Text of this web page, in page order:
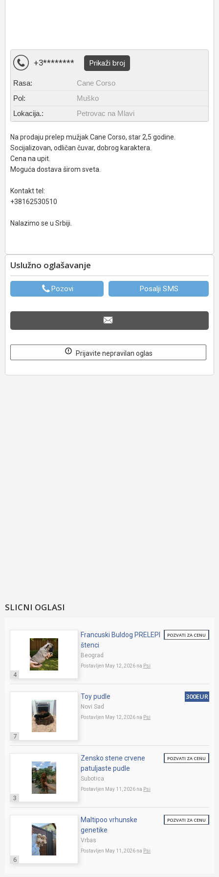
+3******** Prikaži broj
Rasa:
Cane Corso
Pol:
Muško
Lokacija.:
Petrovac na Mlavi
Na prodaju prelep mužjak Cane Corso, star 2,5 godine.
Socijalizovan, odličan čuvar, dobrog karaktera.
Cena na upit.
Moguća dostava širom sveta.
Kontakt tel:
+38162530510
Nalazimo se u Srbiji.
Uslužno oglašavanje
Pozovi Posalji SMS
Prijavite nepravilan oglas
SLICNI OGLASI
4
Francuski Buldog PRELEPI
štenci
Beograd
Postavljen May 12, 2026 na Psi
POZVATI ZA CENU
7
Toy pudle
Novi Sad
Postavljen May 12, 2026 na Psi
300EUR
3
Zensko stene crvene
patuljaste pudle
Subotica
Postavljen May 11, 2026 na Psi
POZVATI ZA CENU
6
Maltipoo vrhunske
genetike
Vrbas
Postavljen May 11, 2026 na Psi
POZVATI ZA CENU